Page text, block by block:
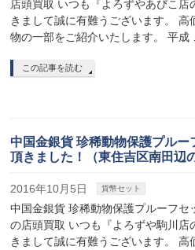
店頭買取 いつも『よろずやあびこ
きまして誠に有難うございます。
物の一部をご紹介いたします。 平成
この記事を読む
中国金銀貨 珍稀動物保護プル
頂きました！（東住吉区南田辺
2016年10月5日 貨幣セット
中国金銀貨 珍稀動物保護プルーフセ
の店頭買取 いつも『よろずや駒川店
きまして誠に有難うございます。